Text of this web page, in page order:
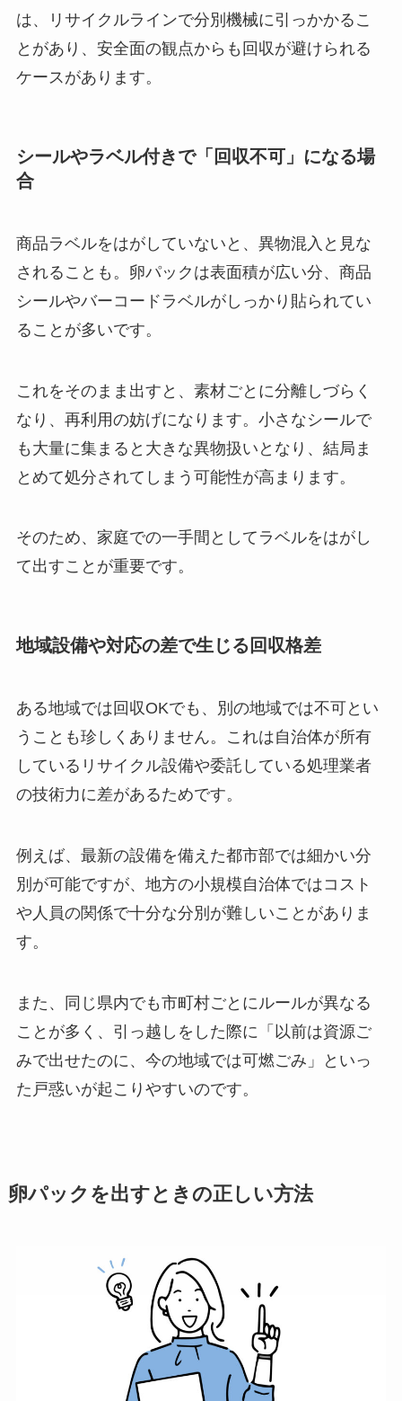
は、リサイクルラインで分別機械に引っかかるこ
とがあり、安全面の観点からも回収が避けられる
ケースがあります。
シールやラベル付きで「回収不可」になる場
合
商品ラベルをはがしていないと、異物混入と見な
されることも。卵パックは表面積が広い分、商品
シールやバーコードラベルがしっかり貼られてい
ることが多いです。
これをそのまま出すと、素材ごとに分離しづらく
なり、再利用の妨げになります。小さなシールで
も大量に集まると大きな異物扱いとなり、結局ま
とめて処分されてしまう可能性が高まります。
そのため、家庭での一手間としてラベルをはがし
て出すことが重要です。
地域設備や対応の差で生じる回収格差
ある地域では回収OKでも、別の地域では不可とい
うことも珍しくありません。これは自治体が所有
しているリサイクル設備や委託している処理業者
の技術力に差があるためです。
例えば、最新の設備を備えた都市部では細かい分
別が可能ですが、地方の小規模自治体ではコスト
や人員の関係で十分な分別が難しいことがありま
す。
また、同じ県内でも市町村ごとにルールが異なる
ことが多く、引っ越しをした際に「以前は資源ご
みで出せたのに、今の地域では可燃ごみ」といっ
た戸惑いが起こりやすいのです。
卵パックを出すときの正しい方法